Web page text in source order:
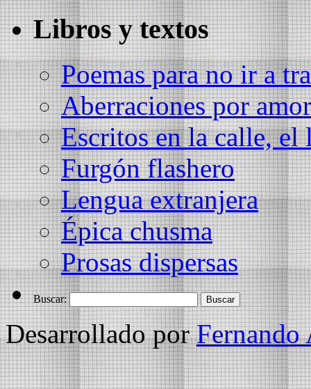
Libros y textos
Poemas para no ir a
Aberraciones por amor
Escritos en la calle, el
Furgón flashero
Lengua extranjera
Épica chusma
Prosas dispersas
Buscar:
Desarrollado porFernando